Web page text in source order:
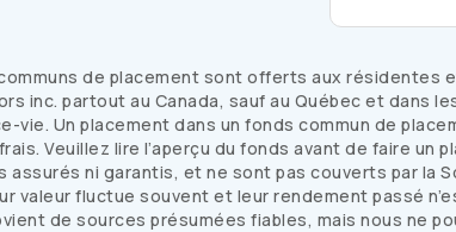
de placement sont offerts aux résidentes
inc. partout au Canada, sauf au Québec et dans
vie. Un placement dans un fonds commun de
Veuillez lire l’aperçu du fonds avant de faire
assurés ni garantis, et ne sont pas couverts par la
valeur fluctue souvent et leur rendement passé
de sources présumées fiables, mais nous ne